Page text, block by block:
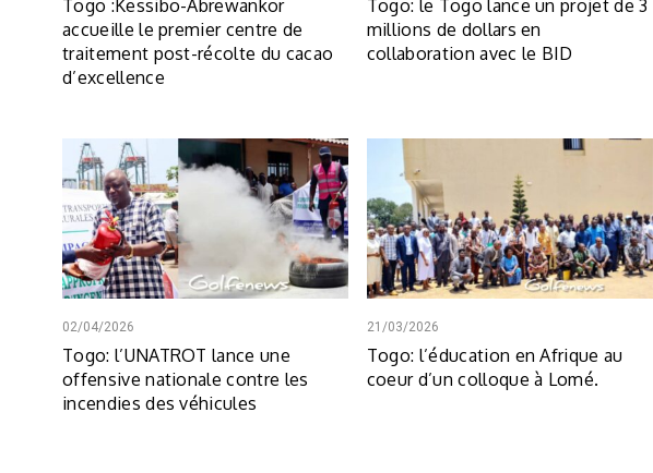
Togo :Kessibo-Abrewankor
accueille le premier centre de
traitement post-récolte du cacao
d’excellence
Togo: le Togo lance un projet de 3
millions de dollars en
collaboration avec le BID
02/04/2026
Togo: l’UNATROT lance une
offensive nationale contre les
incendies des véhicules
21/03/2026
Togo: l’éducation en Afrique au
coeur d’un colloque à Lomé.